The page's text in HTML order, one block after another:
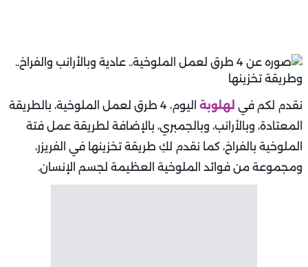
نقدم لكم في لهلوبة
اليوم، 4 طرق لعمل الملوخية، بالطريقة
المعتادة، وبالأرانب، وبالجمبري، بالإضافة لطريقة عمل فتة
الملوخية بالفراخ، كما نقدم لكِ طريقة تخزينها في الفريزر،
ومجموعة من فوائد الملوخية العظيمة لجسم الإنسان.